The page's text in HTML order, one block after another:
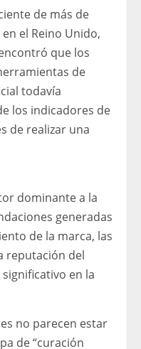
de más de
el Reino Unido,
que los
de
todavía
los indicadores de
de realizar una
dominante a la
generadas
de la marca, las
reputación del
en la
no parecen estar
de “curación